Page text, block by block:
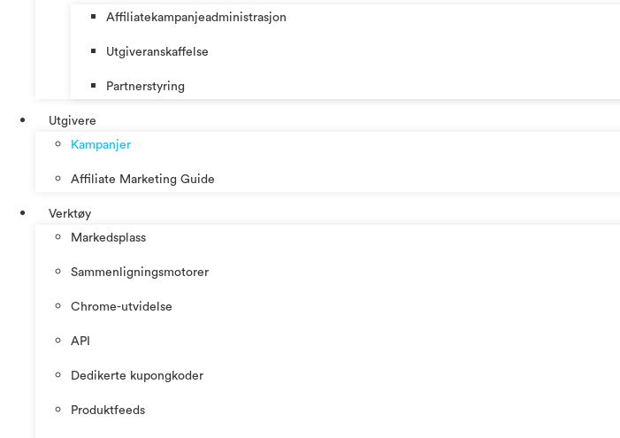
Affiliatekampanjeadministrasjon
Utgiveranskaffelse
Partnerstyring
Utgivere
Kampanjer
Affiliate Marketing Guide
Verktøy
Markedsplass
Sammenligningsmotorer
Chrome-utvidelse
API
Dedikerte kupongkoder
Produktfeeds